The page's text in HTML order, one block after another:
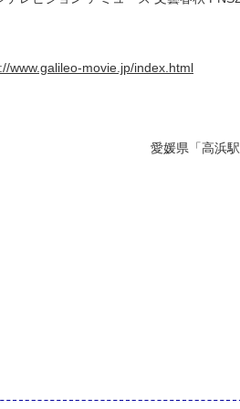
www.galileo-movie.jp/index.html
愛媛県「高浜